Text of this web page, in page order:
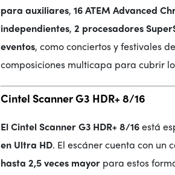
para auxiliares, 16 ATEM Advanced
independientes, 2 procesadores
eventos, como conciertos y festivales
composiciones multicapa para cubrir
Cintel Scanner G3 HDR+ 8/16
El Cintel Scanner G3 HDR+ 8/16está
en Ultra HD. El escáner cuenta con un
hasta 2,5 veces mayor para estos